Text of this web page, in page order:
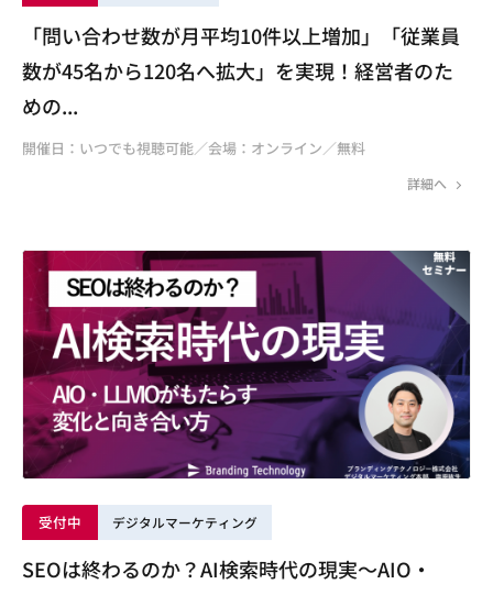
「問い合わせ数が月平均10件以上増加」「従業員
数が45名から120名へ拡大」を実現！経営者のた
めの...
開催日：いつでも視聴可能／会場：オンライン／無料
詳細へ
受付中 デジタルマーケティング
SEOは終わるのか？AI検索時代の現実～AIO・